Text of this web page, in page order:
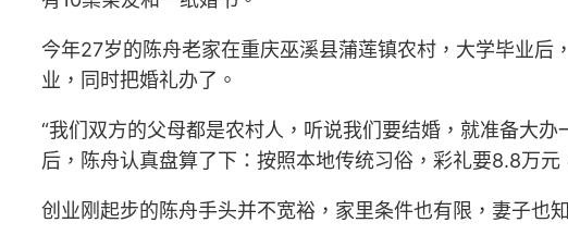
今年27岁的陈舟老家在重庆巫溪县蒲莲镇农村，大学毕业
业，同时把婚礼办了。
“我们双方的父母都是农村人，听说我们要结婚，就准备大
后，陈舟认真盘算了下：按照本地传统习俗，彩礼要8.8万
创业刚起步的陈舟手头并不宽裕，家里条件也有限，妻子也